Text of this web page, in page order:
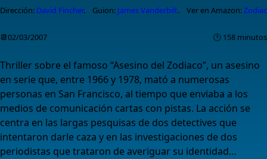
Dirección: David Fincher. Guion: James Vanderbilt. Ver en Amazon:Zodiac
📆02/03/2007 🕑 158 minutos
Thriller sobre el famoso “Asesino del Zodiaco”, un asesino
en serie que, entre 1966 y 1978, mató a numerosas
personas en San Francisco, al tiempo que enviaba a los
medios de comunicación cartas con pistas. La acción se
centra en las largas pesquisas de dos detectives que
intentaron darle caza y en las investigaciones de dos
periodistas que trataron de averiguar su identidad…